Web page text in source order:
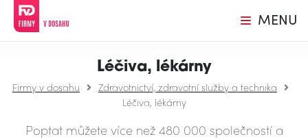
MENU
Léčiva, lékárny
Firmy v dosahu
Zdravotnictví, zdravotní služby a technika
Léčiva, lékárny
Poptat můžete více než 480 000 společností a